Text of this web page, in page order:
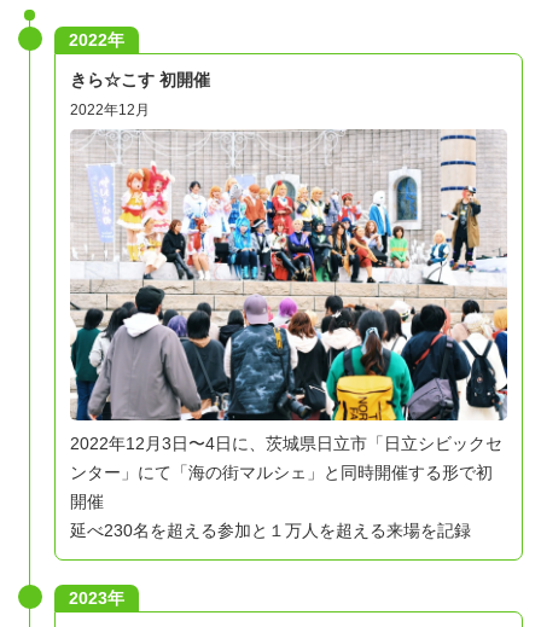
2022年
きら☆こす 初開催
2022年12月
2022年12月3日〜4日に、茨城県日立市「日立シビックセ
ンター」にて「海の街マルシェ」と同時開催する形で初
開催
延べ230名を超える参加と１万人を超える来場を記録
2023年